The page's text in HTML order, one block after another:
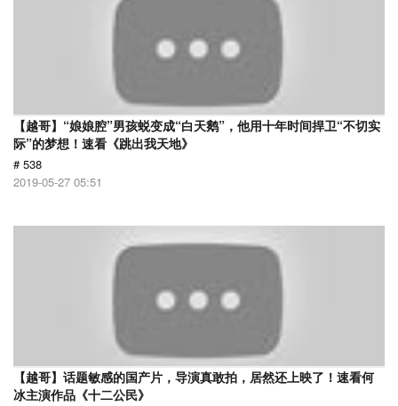
【越哥】“娘娘腔”男孩蜕变成“白天鹅”，他用十年时间捍卫“不切实
际”的梦想！速看《跳出我天地》
# 538
2019-05-27 05:51
【越哥】话题敏感的国产片，导演真敢拍，居然还上映了！速看何
冰主演作品《十二公民》